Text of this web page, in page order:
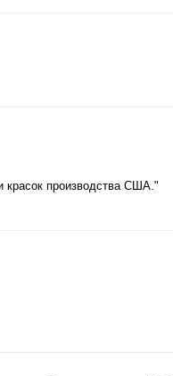
красок производства США."